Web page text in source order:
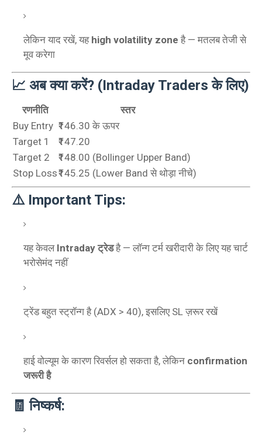
लेकिन याद रखें, यह high volatility zone है — मतलब तेजी से
मूव करेगा
📈 अब क्या करें? (Intraday Traders के लिए)
रणनीति
स्तर
Buy Entry ₹146.30 के ऊपर
Target 1
₹147.20
Target 2
₹148.00 (Bollinger Upper Band)
Stop Loss₹145.25 (Lower Band से थोड़ा नीचे)
⚠️ Important Tips:
यह केवल Intraday ट्रेडहै — लॉन्ग टर्म खरीदारी के लिए यह चार्ट
भरोसेमंद नहीं
ट्रेंड बहुत स्ट्रॉन्ग है (ADX > 40), इसलिए SL ज़रूर रखें
हाई वोल्यूम के कारण रिवर्सल हो सकता है, लेकिन confirmation
जरूरी है
🧾 निष्कर्ष: